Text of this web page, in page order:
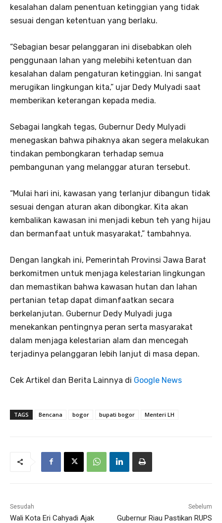
kesalahan dalam penentuan ketinggian yang tidak
sesuai dengan ketentuan yang berlaku.
“Sebagian besar pelanggaran ini disebabkan oleh
penggunaan lahan yang melebihi ketentuan dan
kesalahan dalam pengaturan ketinggian. Ini sangat
merugikan lingkungan kita,” ujar Dedy Mulyadi saat
memberikan keterangan kepada media.
Sebagai langkah tegas, Gubernur Dedy Mulyadi
menegaskan bahwa pihaknya akan segera melakukan
tindakan pembongkaran terhadap semua
pembangunan yang melanggar aturan tersebut.
“Mulai hari ini, kawasan yang terlanjur dibangun tidak
sesuai dengan aturan akan dibongkar. Kita akan
kembalikan kawasan ini menjadi kebun teh yang hijau
dan bermanfaat untuk masyarakat,” tambahnya.
Dengan langkah ini, Pemerintah Provinsi Jawa Barat
berkomitmen untuk menjaga kelestarian lingkungan
dan memastikan bahwa kawasan hutan dan lahan
pertanian tetap dapat dimanfaatkan secara
berkelanjutan. Gubernur Dedy Mulyadi juga
menekankan pentingnya peran serta masyarakat
dalam menjaga kelestarian alam dan mencegah
terjadinya pelanggaran lebih lanjut di masa depan.
Cek Artikel dan Berita Lainnya di Google News
TAGS Bencana bogor bupati bogor Menteri LH
Sesudah
Wali Kota Eri Cahyadi Ajak
Sebelum
Gubernur Riau Pastikan RUPS